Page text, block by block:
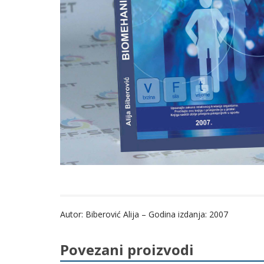
Autor: Biberović Alija – Godina izdanja: 2007
Povezani proizvodi